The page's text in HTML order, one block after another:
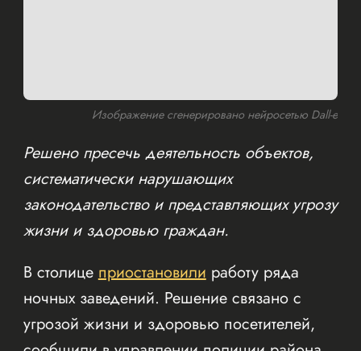
Изображение сгенерировано нейросетью Dall-e
Решено пресечь деятельность объектов,
систематически нарушающих
законодательство и представляющих угрозу
жизни и здоровью граждан.
В столицеприостановилиработу ряда
ночных заведений. Решение связано с
угрозой жизни и здоровью посетителей,